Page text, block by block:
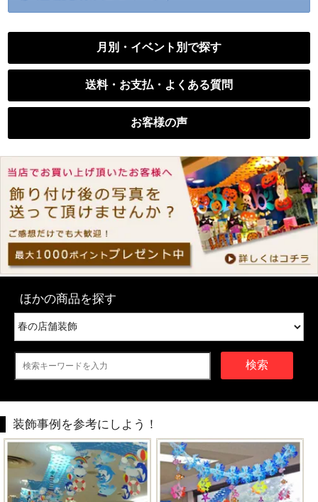
月別・イベント別で探す
送料・お支払・よくある質問
お客様の声
ほかの商品を探す
検索
装飾事例を参考にしよう！